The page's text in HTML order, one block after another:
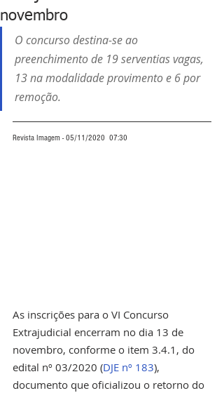
novembro
O concurso destina-se ao
preenchimento de 19 serventias vagas,
13 na modalidade provimento e 6 por
remoção.
Revista Imagem - 05/11/2020  07:30
As inscrições para o VI Concurso
Extrajudicial encerram no dia 13 de
novembro, conforme o item 3.4.1, do
edital nº 03/2020 (DJE nº 183),
documento que oficializou o retorno do